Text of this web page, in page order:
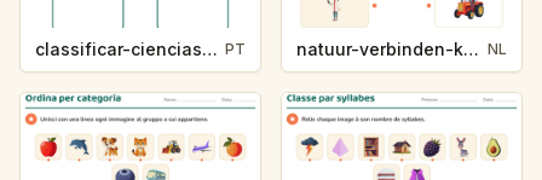
classificar-ciencias-k214-5 PT natuur-verbinden-k213-5 NL